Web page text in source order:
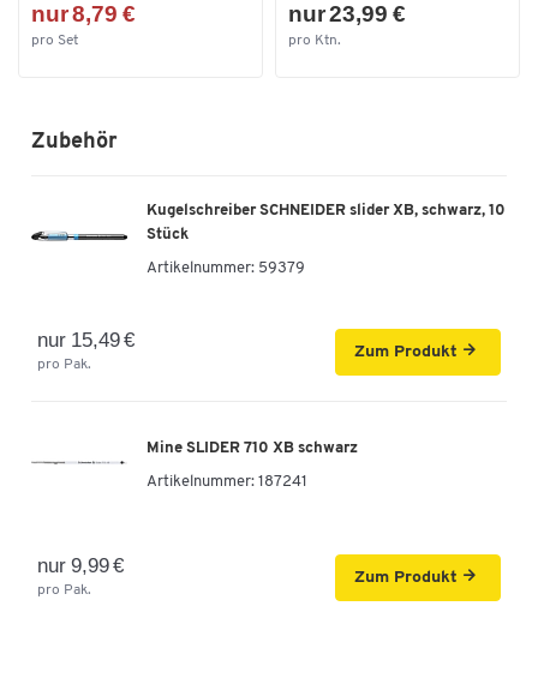
nur 8,79 €
pro Set
nur 23,99 €
pro Ktn.
Zubehör
Kugelschreiber SCHNEIDER slider XB, schwarz, 10
Stück
Artikelnummer: 59379
nur 15,49 €
pro Pak.
Zum Produkt
Mine SLIDER 710 XB schwarz
Artikelnummer: 187241
nur 9,99 €
pro Pak.
Zum Produkt